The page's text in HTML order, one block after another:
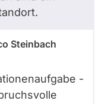
Steinbach
-